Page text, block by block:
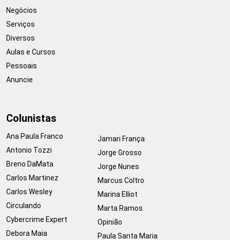
Negócios
Serviços
Diversos
Aulas e Cursos
Pessoais
Anuncie
Colunistas
Ana Paula Franco
Antonio Tozzi
Breno DaMata
Carlos Martinez
Carlos Wesley
Circulando
Cybercrime Expert
Debora Maia
Jamari França
Jorge Grosso
Jorge Nunes
Marcus Coltro
Marina Elliot
Marta Ramos
Opinião
Paula Santa Maria